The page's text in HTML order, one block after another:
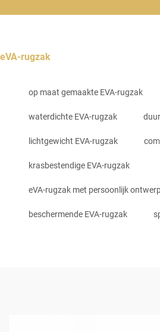
eVA-rugzak
op maat gemaakte EVA-rugzak
waterdichte EVA-rugzak
lichtgewicht EVA-rugzak
krasbestendige EVA-rugzak
eVA-rugzak met persoonlijk
beschermende EVA-rugzak